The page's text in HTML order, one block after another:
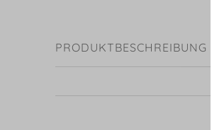
PRODUKTBESCHREIBUNG